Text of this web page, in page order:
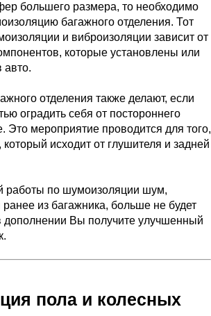
большего размера, то необходимо
багажного отделения. Тот
и виброизоляции зависит от
которые установлены или
авто.
отделения также делают, если
оградить себя от постороннего
Это мероприятие проводится для того,
исходит от глушителя и задней
работы по шумоизоляции шум,
из багажника, больше не будет
дополнении Вы получите улучшенный
пола и колесных